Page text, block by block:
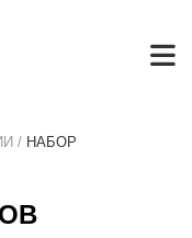
/ НАБОР